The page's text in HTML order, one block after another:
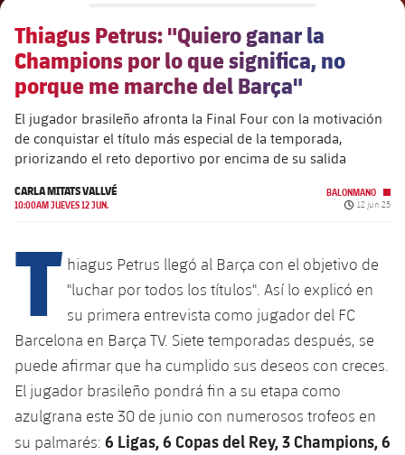
chevron-right
label.aria.chevronright
Órganos
chevron-right
label.aria.chevronright
Documents
chevron-right
label.aria.chevronright
Comisiones y órganos
Más que un club
Masia 360
La Masia
Década a década
Presidentes
Jugadores de leyenda
plusicon
más
Instalaciones
Spotify Camp Nou
Palau Blaugrana
Thiagus Petrus: "Quiero ganar la
Champions por lo que significa, no
porque me marche del Barça"
El jugador brasileño afronta la Final Four con la motivación
de conquistar el título más especial de la temporada,
priorizando el reto deportivo por encima de su salida
CARLA MITATS VALLVÉ
10:00AM JUEVES 12 JUN.
BALONMANO
Fecha de
12 jun 25
T hiagus Petrus llegó al Barça con el objetivo de
"luchar por todos los títulos". Así lo explicó en
su primera entrevista como jugador del FC
Barcelona en Barça TV. Siete temporadas después, se
puede afirmar que ha cumplido sus deseos con creces.
El jugador brasileño pondrá fin a su etapa como
azulgrana este 30 de junio con numerosos trofeos en
su palmarés: 6 Ligas, 6 Copas del Rey, 3 Champions, 6